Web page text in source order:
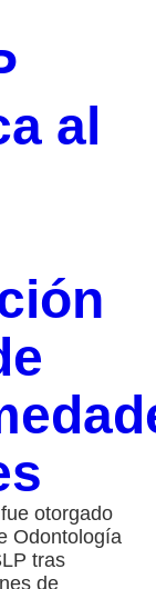
al
otorgado
Odontología
tras
de